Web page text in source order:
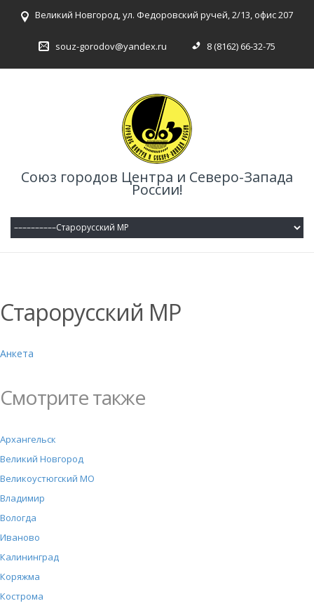
Великий Новгород, ул. Федоровский ручей, 2/13, офис 207
souz-gorodov@yandex.ru 8 (8162) 66-32-75
Союз городов Центра и Северо-Запада
России!
Старорусский МР
Анкета
Смотрите также
Архангельск
Великий Новгород
Великоустюгский МО
Владимир
Вологда
Иваново
Калининград
Коряжма
Кострома